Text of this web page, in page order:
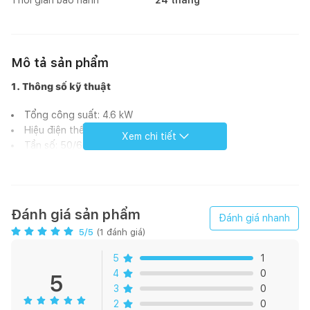
Mô tả sản phẩm
1. Thông số kỹ thuật
Tổng công suất: 4.6 kW
Hiệu điện thế: 220 – 240V
Tần số: 50/60 Hz, 32 A
560-562R x 490-500CS x 51C mm
Tính năng cơ bản
17 cấp độ nhiệt cho mỗi vùng
Màn hình hiển thị điện tử
Xem chi tiết
Đánh giá sản phẩm
5/5 (1 đánh giá)
Đánh giá nhanh
5
5
1
4
0
3
0
2
0